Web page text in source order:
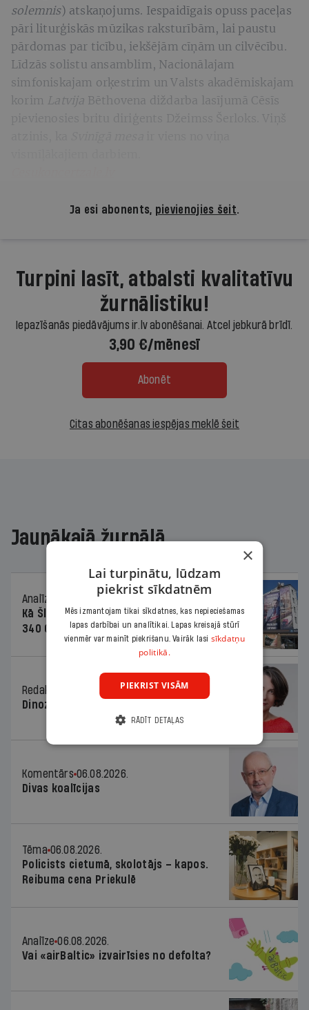
solemnis) atskaņojums. Iespaidīgais opuss paceļas
pāri liturģiskās mūzikas raksturībām, lai paustu
pārdomas par ticību, iekšējām cīņām un cilvēcību.
Līdzās solistu ansamblim, Nacionālajam
simfoniskajam orķestrim un Valsts akadēmiskajam
korim Latvija Bēthovena diždarba lasījumā Cēsīs
pievienosies britu diriģents Džeimss Šerloks. Viņš
Ja esi abonents, pievienojies šeit.
Turpini lasīt, atbalsti kvalitatīvu
žurnālistiku!
Iepazīšanās piedāvājums ir.lv abonēšanai. Atcel jebkurā brīdī.
3,90 €/mēnesī
Abonēt
Citas abonēšanas iespējas meklē šeit
Jaunākajā žurnālā
Analīze
06.08.2026.
Kā Šlesera partija palika nesodīta par
340 000 vērtu reklāmas kampaņu
Redaktores sleja
06.08.2026.
Dinozaura triks
Komentārs 06.08.2026.
Divas koalīcijas
Tēma 06.08.2026.
Policists cietumā, skolotājs – kapos.
Reibuma cena Priekulē
Analīze 06.08.2026.
Vai «airBaltic» izvairīsies no defolta?
×
Lai turpinātu, lūdzam
piekrist sīkdatnēm
Mēs izmantojam tikai sīkdatnes, kas nepieciešamas
lapas darbībai un analītikai. Lapas kreisajā stūrī
vienmēr var mainīt piekrišanu. Vairāk lasi sīkdatņu
politikā.
PIEKRIST VISĀM
RĀDĪT DETAĻAS